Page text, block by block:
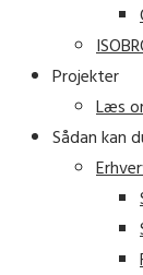
Projekter
Læs
Sådan kan